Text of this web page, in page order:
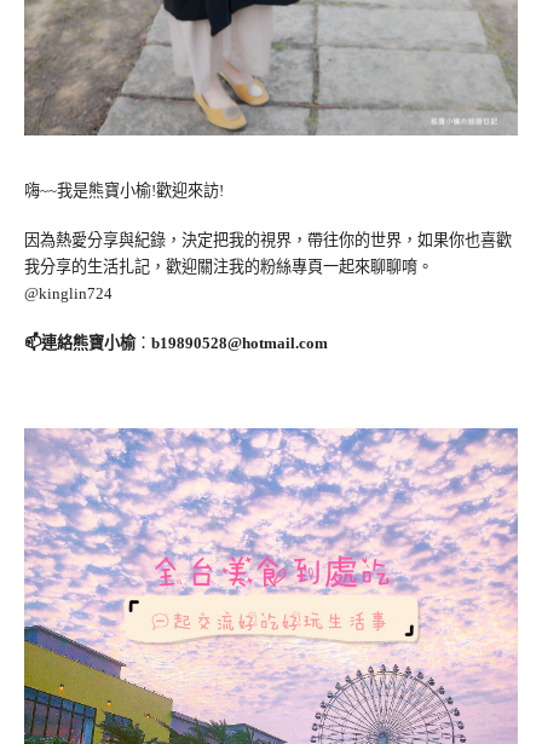
嗨~~我是熊寶小榆!歡迎來訪!
因為熱愛分享與紀錄，決定把我的視界，帶往你的世界，如果你也喜歡
我分享的生活扎記，歡迎關注我的粉絲專頁一起來聊聊唷。
@kinglin724
📫連絡熊寶小榆： b19890528@hotmail.com